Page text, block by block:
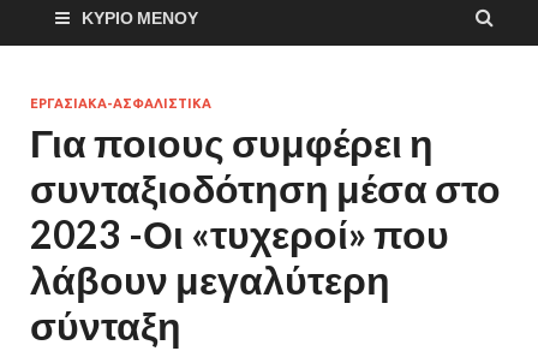
ΚΎΡΙΟ ΜΕΝΟΎ
ΕΡΓΑΣΙΑΚΑ-ΑΣΦΑΛΙΣΤΙΚΑ
Για ποιους συμφέρει η
συνταξιοδότηση μέσα στο
2023 -Οι «τυχεροί» που
λάβουν μεγαλύτερη
σύνταξη